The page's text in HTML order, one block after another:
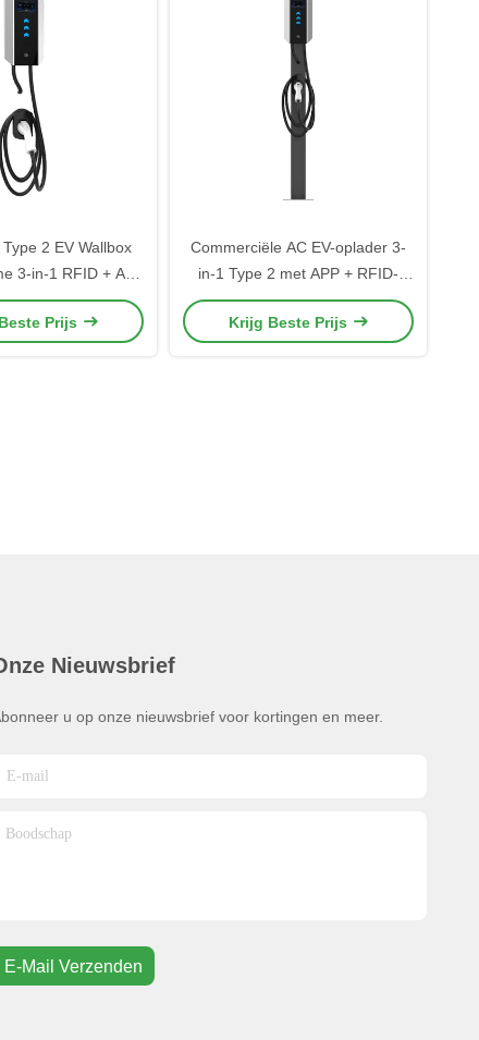
2 EV Wallbox
3-in-1 RFID + App
voor Thuis &
Gebruik
Prijs
Commerciële AC EV-oplader 3-
in-1 Type 2 met APP + RFID-
kaart + MID-meter CE
goedgekeurd
Krijg Beste Prijs
Nieuwsbrief
u op onze nieuwsbrief voor kortingen en meer.
E-Mail Verzenden